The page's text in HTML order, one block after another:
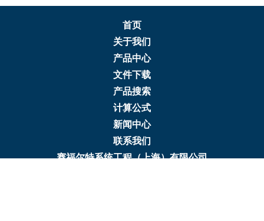
首页
关于我们
产品中心
文件下载
产品搜索
计算公式
新闻中心
联系我们
赛福尔特系统工程（上海）有限公司